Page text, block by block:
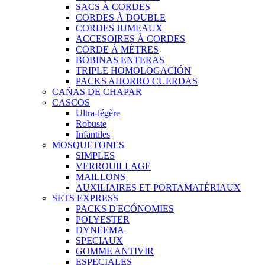
SACS À CORDES
CORDES À DOUBLE
CORDES JUMEAUX
ACCESOIRES À CORDES
CORDE À MÈTRES
BOBINAS ENTERAS
TRIPLE HOMOLOGACIÓN
PACKS AHORRO CUERDAS
CAÑAS DE CHAPAR
CASCOS
Ultra-légère
Robuste
Infantiles
MOSQUETONES
SIMPLES
VERROUILLAGE
MAILLONS
AUXILIAIRES ET PORTAMATÉRIAUX
SETS EXPRESS
PACKS D'ECÓNOMIES
POLYESTER
DYNEEMA
SPECIAUX
GOMME ANTIVIR
ESPECIALES